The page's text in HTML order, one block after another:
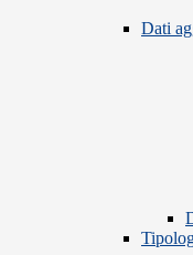
Dati